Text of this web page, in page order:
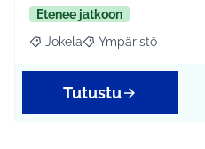
Etenee jatkoon
Rajaa tulokset aihepiirin
Jokela Rajaa tulokset
Ympäristö
Tutustu